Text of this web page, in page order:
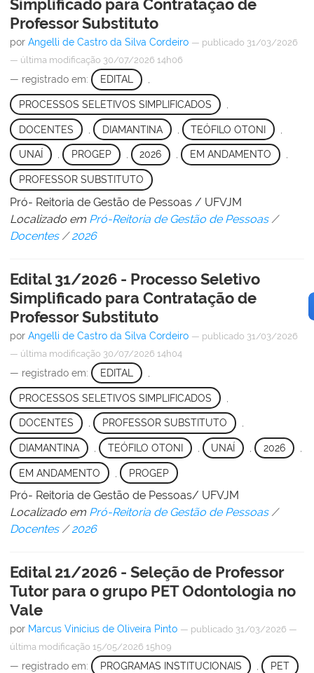
Simplificado para Contratação de
Professor Substituto
por Angelli de Castro da Silva Cordeiro — publicado 31/03/2026
— última modificação 30/07/2026 14h06
— registrado em: EDITAL ,
PROCESSOS SELETIVOS SIMPLIFICADOS
DOCENTES DIAMANTINA TEÓFILO OTONI
UNAÍ , PROGEP , 2026 , EM ANDAMENTO ,
PROFESSOR SUBSTITUTO
Pró- Reitoria de Gestão de Pessoas / UFVJM
Localizado em Pró-Reitoria de Gestão de Pessoas /
Docentes /2026
Edital 31/2026 - Processo Seletivo
Simplificado para Contratação de
Professor Substituto
por Angelli de Castro da Silva Cordeiro — publicado 31/03/2026
— última modificação 30/07/2026 14h04
— registrado em: EDITAL
PROCESSOS SELETIVOS SIMPLIFICADOS
DOCENTES , PROFESSOR SUBSTITUTO ,
DIAMANTINA TEÓFILO OTONI UNAÍ , 2026
EM ANDAMENTO PROGEP
Pró- Reitoria de Gestão de Pessoas/ UFVJM
Localizado em Pró-Reitoria de Gestão de Pessoas /
Docentes /2026
Edital 21/2026 - Seleção de Professor
Tutor para o grupo PET Odontologia no
Vale
por Marcus Vinícius de Oliveira Pinto — publicado 31/03/2026 —
última modificação 15/05/2026 15h09
— registrado em: PROGRAMAS INSTITUCIONAIS , PET